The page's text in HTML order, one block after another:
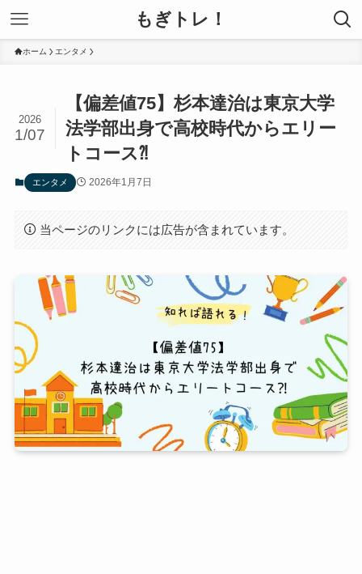
もぎトレ！
ホーム エンタメ
【偏差値75】杉本達治は東京大学
法学部出身で高校時代からエリー
トコース⁈
2026
1/07
エンタメ 2026年1月7日
当ページのリンクには広告が含まれています。